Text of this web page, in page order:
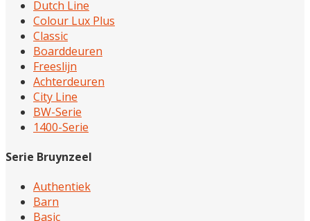
Dutch Line
Colour Lux Plus
Classic
Boarddeuren
Freeslijn
Achterdeuren
City Line
BW-Serie
1400-Serie
Serie Bruynzeel
Authentiek
Barn
Basic